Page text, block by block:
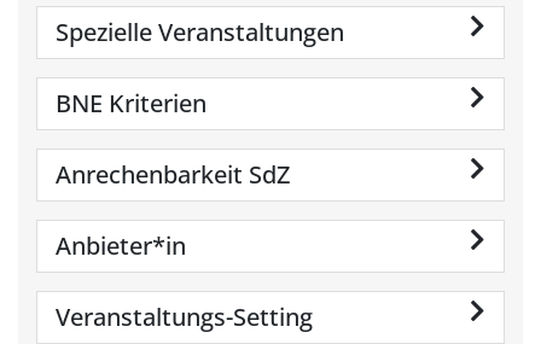
Spezielle Veranstaltungen
BNE Kriterien
Anrechenbarkeit SdZ
Anbieter*in
Veranstaltungs-Setting